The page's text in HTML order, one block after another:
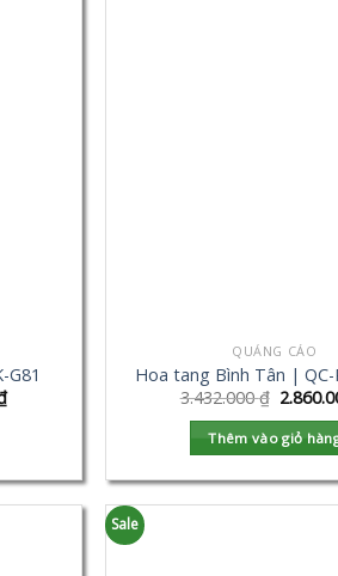
G81
QUẢNG CÁO
Hoa tang Bình Tân | QC-
3.432.000₫
Thêm vào giỏ
Sale